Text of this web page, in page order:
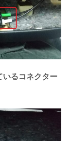
いるコネクター